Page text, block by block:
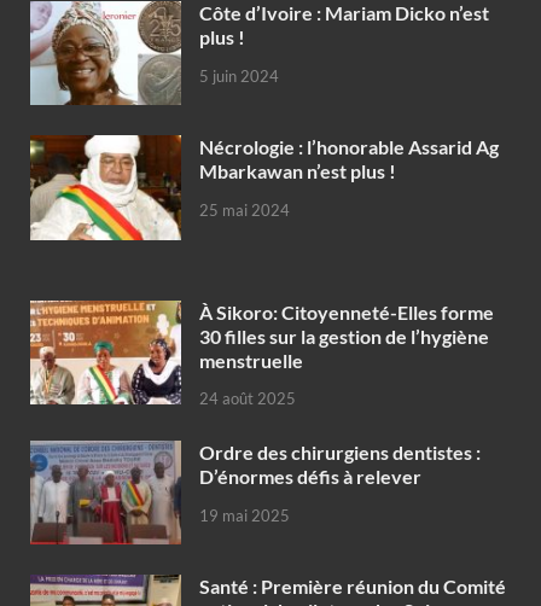
Côte d’Ivoire : Mariam Dicko n’est
plus !
5 juin 2024
Nécrologie : l’honorable Assarid Ag
Mbarkawan n’est plus !
25 mai 2024
À Sikoro: Citoyenneté-Elles forme
30 filles sur la gestion de l’hygiène
menstruelle
24 août 2025
Ordre des chirurgiens dentistes :
D’énormes défis à relever
19 mai 2025
Santé : Première réunion du Comité